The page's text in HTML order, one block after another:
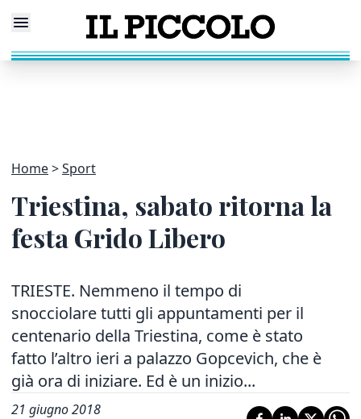
Home Sport
Triestina, sabato ritorna la
festa Grido Libero
TRIESTE. Nemmeno il tempo di
snocciolare tutti gli appuntamenti per il
centenario della Triestina, come è stato
fatto l’altro ieri a palazzo Gopcevich, che è
già ora di iniziare. Ed è un inizio...
21 giugno 2018